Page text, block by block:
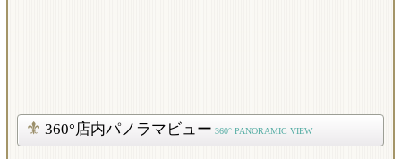
360°店内パノラマビュー 360° PANORAMIC VIEW